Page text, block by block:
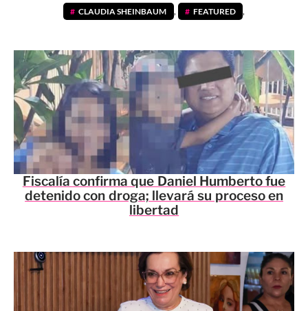
CLAUDIA SHEINBAUM , FEATURED ,
Fiscalía confirma que Daniel Humberto fue
detenido con droga; llevará su proceso en
libertad